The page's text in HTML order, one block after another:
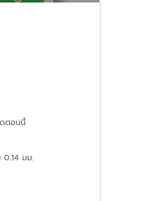
ตอนนี้
0.14 มม.